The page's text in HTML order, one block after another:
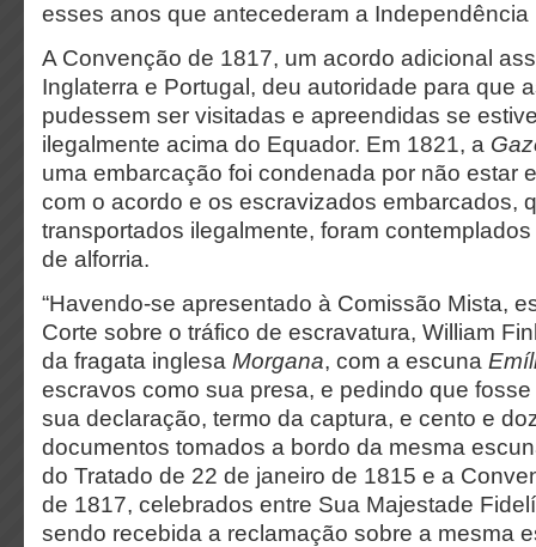
esses anos que antecederam a Independência
A Convenção de 1817, um acordo adicional
Inglaterra e Portugal, deu autoridade para que
pudessem ser visitadas e apreendidas se
ilegalmente acima do Equador. Em 1821, a
uma embarcação foi condenada por não estar
com o acordo e os escravizados embarcados,
transportados ilegalmente, foram
de alforria.
“Havendo-se apresentado à Comissão Mista,
Corte sobre o tráfico de escravatura, William
da fragata inglesa Morgana, com a escuna
escravos como sua presa, e pedindo que
sua declaração, termo da captura, e cento e
documentos tomados a bordo da mesma
do Tratado de 22 de janeiro de 1815 e a
de 1817, celebrados entre Sua Majestade
sendo recebida a reclamação sobre a mesma